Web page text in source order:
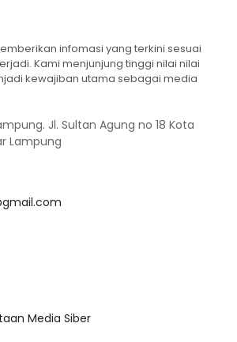
infomasi yang terkini sesuai
Kami menjunjung tinggi nilai nilai
kewajiban utama sebagai media
Jl. Sultan Agung no 18 Kota
Lampung
Media Siber